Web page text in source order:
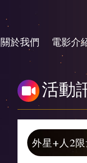
關於我們 電影介
活動
外星+人2